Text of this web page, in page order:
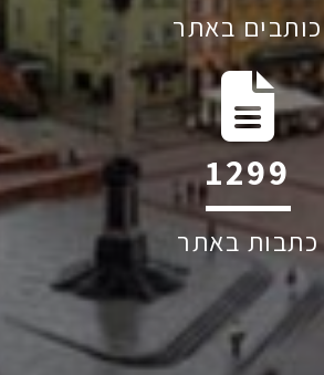
כותבים באתר
1906
כתבות באתר